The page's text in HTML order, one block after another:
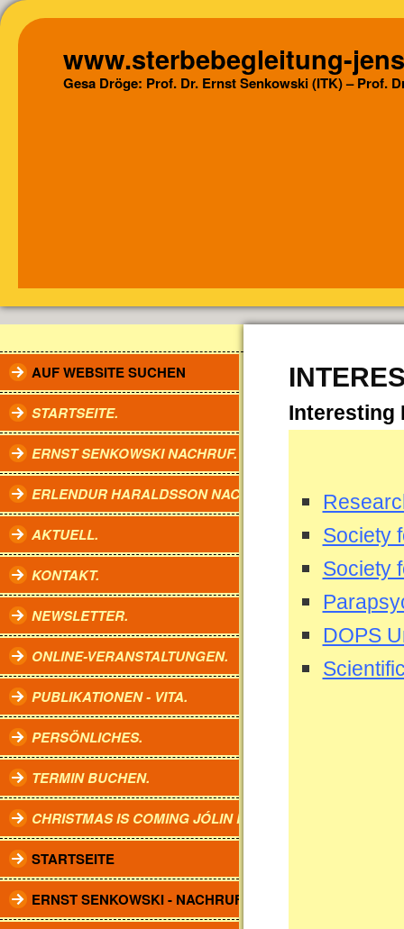
www.sterbebegleitung-
Gesa Dröge: Prof. Dr. Ernst Senkowski (ITK) – Prof.
AUF WEBSITE SUCHEN
STARTSEITE.
ERNST SENKOWSKI NACHRUF.
ERLENDUR HARALDSSON NACHRUF.
AKTUELL.
KONTAKT.
NEWSLETTER.
ONLINE-VERANSTALTUNGEN.
PUBLIKATIONEN - VITA.
PERSÖNLICHES.
TERMIN BUCHEN.
CHRISTMAS IS COMING JÓLIN KOMA.
STARTSEITE
ERNST SENKOWSKI - NACHRUF
Interesting
Society
Society
DOPS